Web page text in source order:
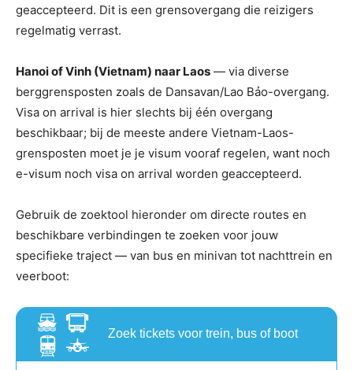
geaccepteerd. Dit is een grensovergang die reizigers
regelmatig verrast.
Hanoi of Vinh (Vietnam) naar Laos — via diverse
berggrensposten zoals de Dansavan/Lao Bảo-overgang.
Visa on arrival is hier slechts bij één overgang
beschikbaar; bij de meeste andere Vietnam-Laos-
grensposten moet je je visum vooraf regelen, want noch
e-visum noch visa on arrival worden geaccepteerd.
Gebruik de zoektool hieronder om directe routes en
beschikbare verbindingen te zoeken voor jouw
specifieke traject — van bus en minivan tot nachttrein en
veerboot:
Zoek tickets voor trein, bus of boot